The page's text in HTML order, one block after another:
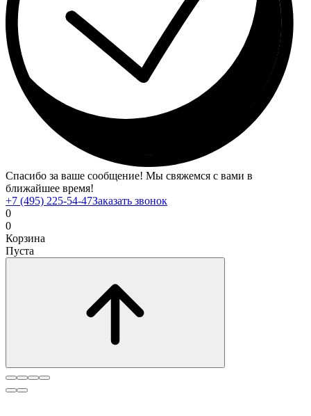
Спасибо за ваше сообщение! Мы свяжемся с вами в
ближайшее время!
+7 (495) 225-54-47Заказать звонок
0
0
Корзина
Пуста